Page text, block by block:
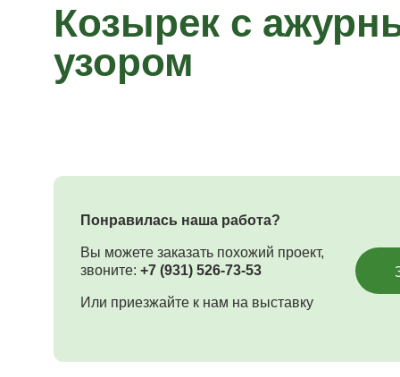
Козырек с
узором
Понравилась наша работа?
Вы можете заказать похожий проект,
звоните: +7 (931) 526-73-53
Или приезжайте к нам на выставку